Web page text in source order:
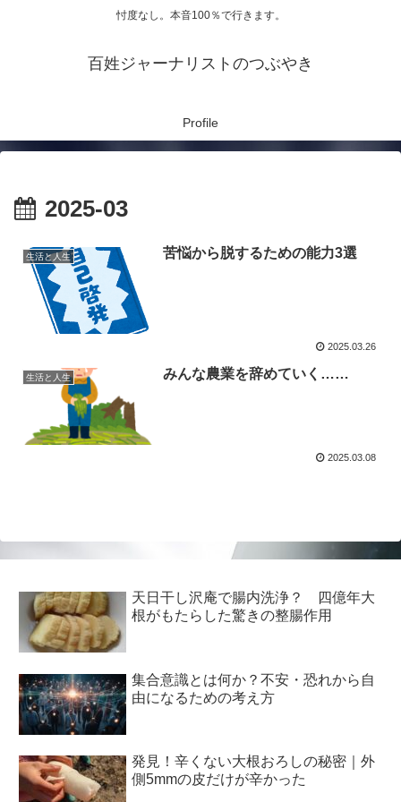
忖度なし。本音100％で行きます。
百姓ジャーナリストのつぶやき
Profile
2025-03
生活と人生 苦悩から脱するための能力3選
2025.03.26
生活と人生 みんな農業を辞めていく……
2025.03.08
天日干し沢庵で腸内洗浄？ 四億年大
根がもたらした驚きの整腸作用
集合意識とは何か？不安・恐れから自
由になるための考え方
発見！辛くない大根おろしの秘密｜外
側5mmの皮だけが辛かった